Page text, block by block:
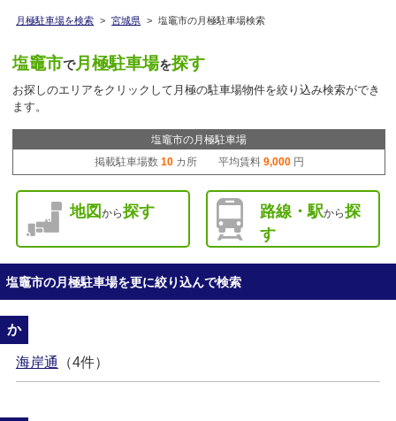
月極駐車場を検索 > 宮城県 > 塩竈市の月極駐車場検索
塩竈市で月極駐車場を探す
お探しのエリアをクリックして月極の駐車場物件を絞り込み検索ができ
ます。
塩竈市の月極駐車場
掲載駐車場数 10カ所 平均賃料 9,000円
地図 から探す 路線・駅から探
す
塩竈市の月極駐車場を更に絞り込んで検索
か
海岸通 （4件）